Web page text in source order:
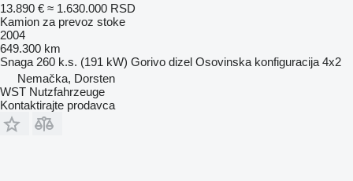
13.890 € ≈ 1.630.000 RSD
Kamion za prevoz stoke
2004
649.300 km
Snaga 260 k.s. (191 kW) Gorivo dizel Osovinska konfiguracija 4x2
Nemačka, Dorsten
WST Nutzfahrzeuge
Kontaktirajte prodavca